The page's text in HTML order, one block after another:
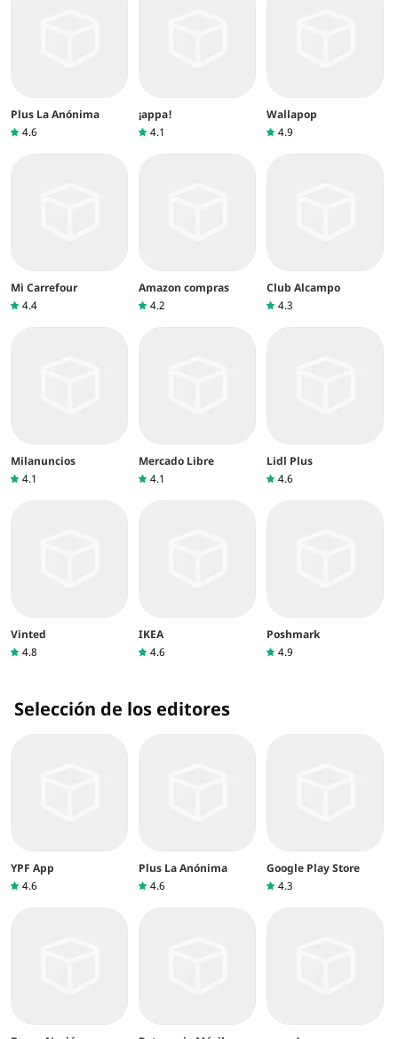
Plus La Anónima
4.6
¡appa!
4.1
Wallapop
4.9
Mi Carrefour
4.4
Amazon compras
4.2
Club Alcampo
4.3
Milanuncios
4.1
Mercado Libre
4.1
Lidl Plus
4.6
Vinted
4.8
IKEA
4.6
Poshmark
4.9
Selección de los editores
YPF App
4.6
Plus La Anónima
4.6
Google Play Store
4.3